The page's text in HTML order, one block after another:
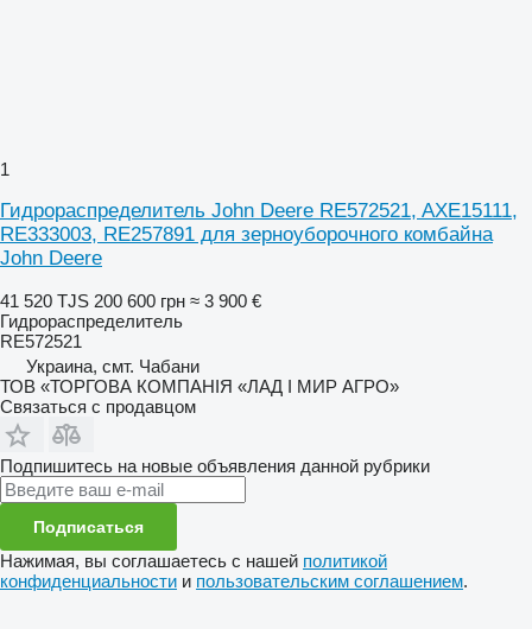
1
Гидрораспределитель John Deere RE572521, AXE15111,
RE333003, RE257891 для зерноуборочного комбайна
John Deere
41 520 TJS 200 600 грн ≈ 3 900 €
Гидрораспределитель
RE572521
Украина, смт. Чабани
ТОВ «ТОРГОВА КОМПАНІЯ «ЛАД І МИР АГРО»
Связаться с продавцом
Подпишитесь на новые объявления данной рубрики
Подписаться
Нажимая, вы соглашаетесь с нашей политикой
конфиденциальности и пользовательским соглашением.